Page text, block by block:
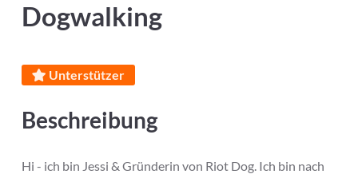
Dogwalking
Unterstützer
Beschreibung
Hi - ich bin Jessi & Gründerin von Riot Dog. Ich bin nach